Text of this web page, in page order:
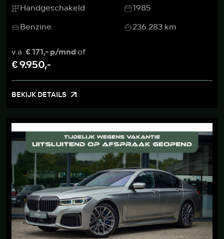
Handgeschakeld
1985
Benzine
236.283 km
v.a.€ 171,- p/mndof
€ 9.950,-
BEKIJK DETAILS